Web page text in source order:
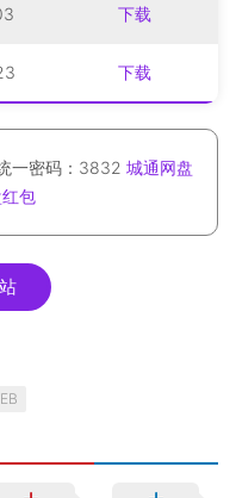
下载
下载
一密码：3832 城通网盘
包